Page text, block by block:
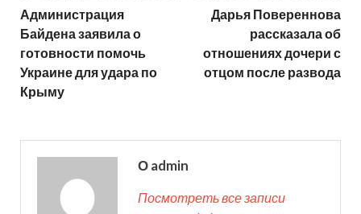
Администрация
Байдена заявила о
готовности помочь
Украине для удара по
Крыму
Дарья Повереннова
рассказала об
отношениях дочери с
отцом после развода
О admin
Посмотреть все записи